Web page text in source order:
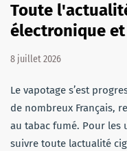
Toute
électronique
8 juillet 2026
Le vapotage s’est
de nombreux Français,
au tabac fumé. Pour les
suivre toute lactualité